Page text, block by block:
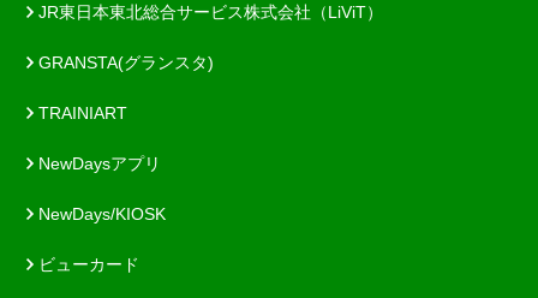
JR東日本東北総合サービス株式会社（LiViT）
GRANSTA(グランスタ)
TRAINIART
NewDaysアプリ
NewDays/KIOSK
ビューカード